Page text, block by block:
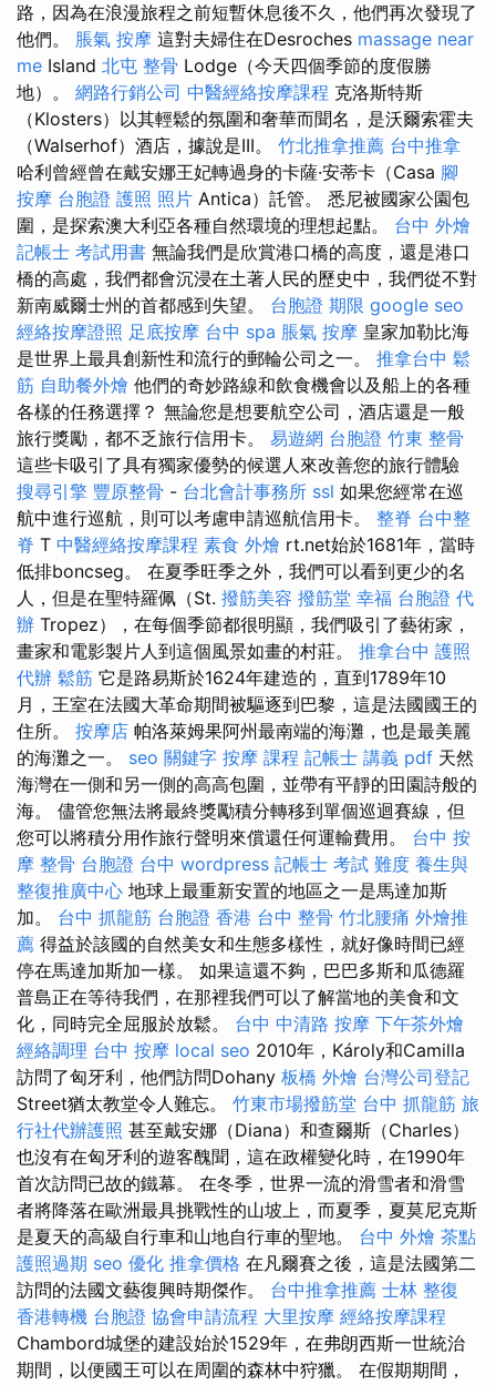
路，因為在浪漫旅程之前短暫休息後不久，他們再次發現了
他們。 脹氣 按摩 這對夫婦住在Desroches massage near
me Island 北屯 整骨 Lodge（今天四個季節的度假勝
地）。 網路行銷公司 中醫經絡按摩課程 克洛斯特斯
（Klosters）以其輕鬆的氛圍和奢華而聞名，是沃爾索霍夫
（Walserhof）酒店，據說是III。 竹北推拿推薦 台中推拿
哈利曾經曾在戴安娜王妃轉過身的卡薩·安蒂卡（Casa 腳
按摩 台胞證 護照 照片 Antica）託管。 悉尼被國家公園包
圍，是探索澳大利亞各種自然環境的理想起點。 台中 外燴
記帳士 考試用書 無論我們是欣賞港口橋的高度，還是港口
橋的高處，我們都會沉浸在土著人民的歷史中，我們從不對
新南威爾士州的首都感到失望。 台胞證 期限 google seo
經絡按摩證照 足底按摩 台中 spa 脹氣 按摩 皇家加勒比海
是世界上最具創新性和流行的郵輪公司之一。 推拿台中 鬆
筋 自助餐外燴 他們的奇妙路線和飲食機會以及船上的各種
各樣的任務選擇？ 無論您是想要航空公司，酒店還是一般
旅行獎勵，都不乏旅行信用卡。 易遊網 台胞證 竹東 整骨
這些卡吸引了具有獨家優勢的候選人來改善您的旅行體驗
搜尋引擎 豐原整骨 - 台北會計事務所 ssl 如果您經常在巡
航中進行巡航，則可以考慮申請巡航信用卡。 整脊 台中整
脊 T 中醫經絡按摩課程 素食 外燴 rt.net始於1681年，當時
低排boncseg。 在夏季旺季之外，我們可以看到更少的名
人，但是在聖特羅佩（St. 撥筋美容 撥筋堂 幸福 台胞證 代
辦 Tropez），在每個季節都很明顯，我們吸引了藝術家，
畫家和電影製片人到這個風景如畫的村莊。 推拿台中 護照
代辦 鬆筋 它是路易斯於1624年建造的，直到1789年10
月，王室在法國大革命期間被驅逐到巴黎，這是法國國王的
住所。 按摩店 帕洛萊姆果阿州最南端的海灘，也是最美麗
的海灘之一。 seo 關鍵字 按摩 課程 記帳士 講義 pdf 天然
海灣在一側和另一側的高高包圍，並帶有平靜的田園詩般的
海。 儘管您無法將最終獎勵積分轉移到單個巡迴賽線，但
您可以將積分用作旅行聲明來償還任何運輸費用。 台中 按
摩 整骨 台胞證 台中 wordpress 記帳士 考試 難度 養生與
整復推廣中心 地球上最重新安置的地區之一是馬達加斯
加。 台中 抓龍筋 台胞證 香港 台中 整骨 竹北腰痛 外燴推
薦 得益於該國的自然美女和生態多樣性，就好像時間已經
停在馬達加斯加一樣。 如果這還不夠，巴巴多斯和瓜德羅
普島正在等待我們，在那裡我們可以了解當地的美食和文
化，同時完全屈服於放鬆。 台中 中清路 按摩 下午茶外燴
經絡調理 台中 按摩 local seo 2010年，Károly和Camilla
訪問了匈牙利，他們訪問Dohany 板橋 外燴 台灣公司登記
Street猶太教堂令人難忘。 竹東市場撥筋堂 台中 抓龍筋 旅
行社代辦護照 甚至戴安娜（Diana）和查爾斯（Charles）
也沒有在匈牙利的遊客醜聞，這在政權變化時，在1990年
首次訪問已故的鐵幕。 在冬季，世界一流的滑雪者和滑雪
者將降落在歐洲最具挑戰性的山坡上，而夏季，夏莫尼克斯
是夏天的高級自行車和山地自行車的聖地。 台中 外燴 茶點
護照過期 seo 優化 推拿價格 在凡爾賽之後，這是法國第二
訪問的法國文藝復興時期傑作。 台中推拿推薦 士林 整復
香港轉機 台胞證 協會申請流程 大里按摩 經絡按摩課程
Chambord城堡的建設始於1529年，在弗朗西斯一世統治
期間，以便國王可以在周圍的森林中狩獵。 在假期期間，